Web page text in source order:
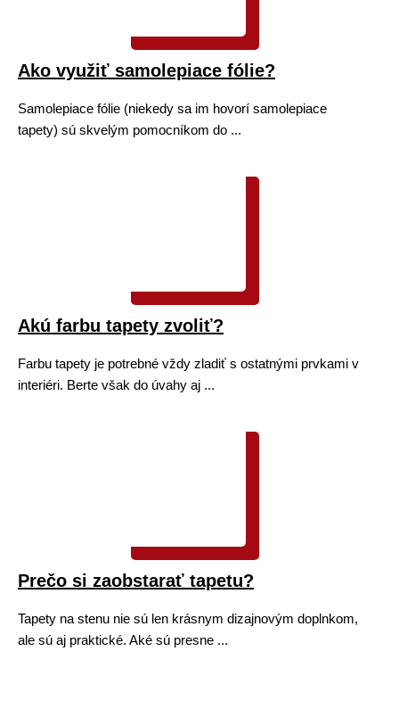
Ako využiť samolepiace fólie?
Samolepiace fólie (niekedy sa im hovorí samolepiace
tapety) sú skvelým pomocníkom do ...
Akú farbu tapety zvoliť?
Farbu tapety je potrebné vždy zladiť s ostatnými prvkami v
interiéri. Berte však do úvahy aj ...
Prečo si zaobstarať tapetu?
Tapety na stenu nie sú len krásnym dizajnovým doplnkom,
ale sú aj praktické. Aké sú presne ...